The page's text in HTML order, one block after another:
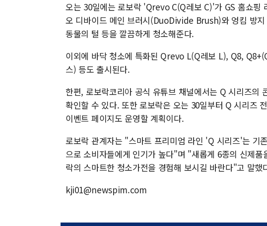
오는 30일에는 로보락 'Qrevo C(Q레보 C)'가 GS 홈쇼핑
오 디바이드 메인 브러시(DuoDivide Brush)와 엉킴 방
동물의 털 등을 깔끔하게 청소해준다.
이외에 바닥 청소에 특화된 Qrevo L(Q레보 L), Q8,
스) 등도 출시된다.
한편, 로보락코리아 공식 유튜브 채널에서는 Q 시리즈의
확인할 수 있다. 또한 로보락은 오는 30일부터 Q 시리즈
이벤트 페이지도 운영할 계획이다.
로보락 관계자는 "스마트 프리미엄 라인 'Q 시리즈'는 기
으로 소비자들에게 인기가 높다"며 "새롭게 6종의 신제
락의 스마트한 청소가전을 경험해 보시길 바란다"고 말했
kji01@newspim.com